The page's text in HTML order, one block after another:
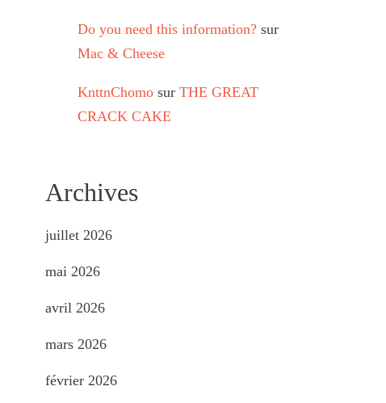
Do you need this information? sur
Mac & Cheese
KnttnChomo sur THE GREAT
CRACK CAKE
Archives
juillet 2026
mai 2026
avril 2026
mars 2026
février 2026